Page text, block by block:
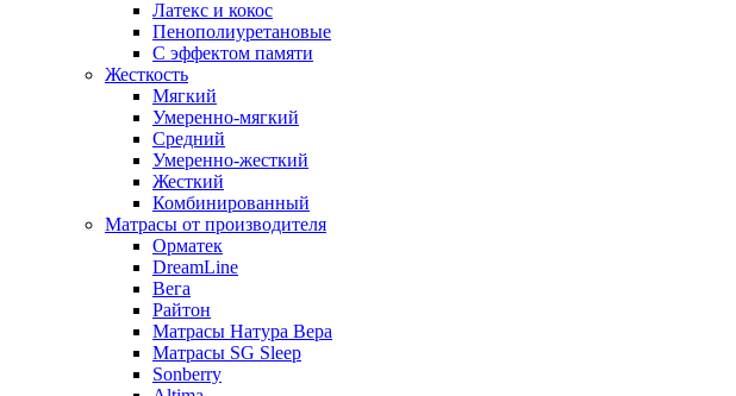
Латекс и кокос
Пенополиуретановые
С эффектом памяти
Жесткость
Мягкий
Умеренно-мягкий
Средний
Умеренно-жесткий
Жесткий
Комбинированный
Матрасы от производителя
Орматек
DreamLine
Вега
Райтон
Матрасы Натура Вера
Матрасы SG Sleep
Sonberry